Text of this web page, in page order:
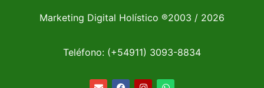
Marketing Digital Holístico ®2003 / 2026
Teléfono: (+54911) 3093-8834